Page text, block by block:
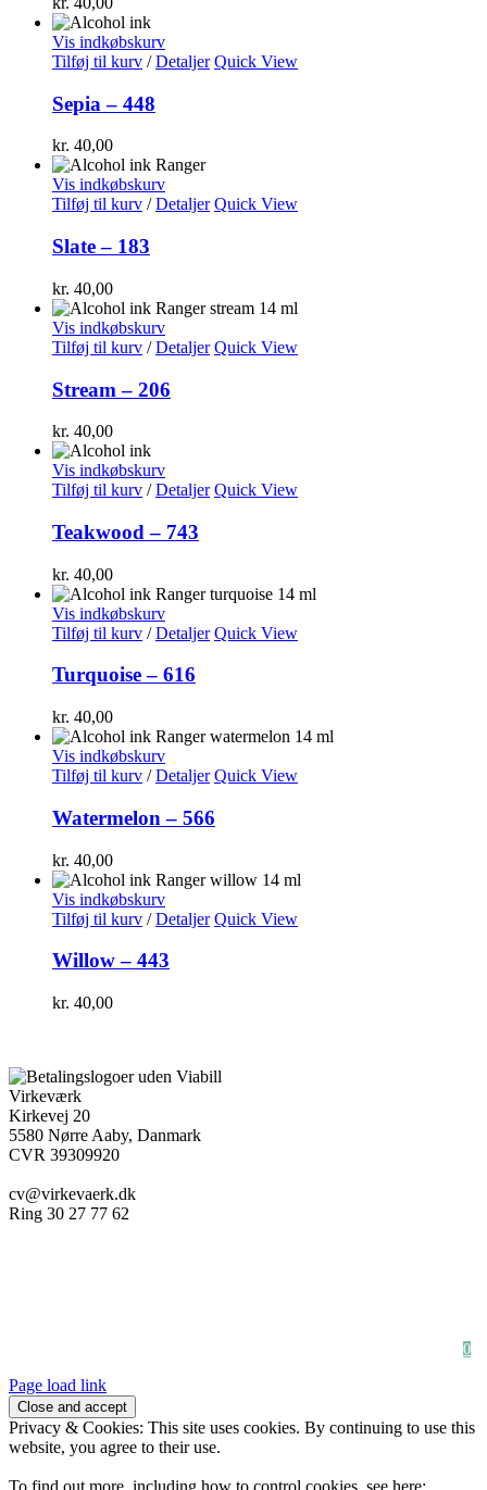
Vis indkøbskurv
Tilføj til kurv / Detaljer Quick View
Sepia – 448
kr. 40,00
Vis indkøbskurv
Tilføj til kurv / Detaljer Quick View
Slate – 183
kr. 40,00
Vis indkøbskurv
Tilføj til kurv / Detaljer Quick View
Stream – 206
kr. 40,00
Vis indkøbskurv
Tilføj til kurv / Detaljer Quick View
Teakwood – 743
kr. 40,00
Vis indkøbskurv
Tilføj til kurv / Detaljer Quick View
Turquoise – 616
kr. 40,00
Vis indkøbskurv
Tilføj til kurv / Detaljer Quick View
Watermelon – 566
kr. 40,00
Vis indkøbskurv
Tilføj til kurv / Detaljer Quick View
Willow – 443
kr. 40,00
Virkeværk
Kirkevej 20
5580 Nørre Aaby, Danmark
CVR 39309920
cv@virkevaerk.dk
Ring 30 27 77 62
0
Page load link
Privacy & Cookies: This site uses cookies. By continuing to use this
website, you agree to their use.
To find out more, including how to control cookies, see here: